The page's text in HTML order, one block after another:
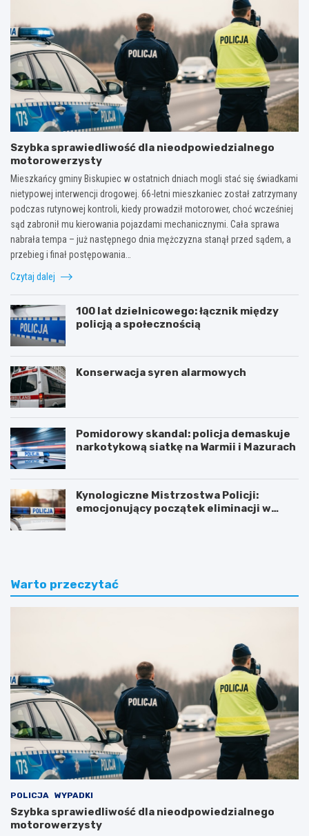
Szybka sprawiedliwość dla nieodpowiedzialnego
motorowerzysty
Mieszkańcy gminy Biskupiec w ostatnich dniach mogli stać się świadkami
nietypowej interwencji drogowej. 66-letni mieszkaniec został zatrzymany
podczas rutynowej kontroli, kiedy prowadził motorower, choć wcześniej
sąd zabronił mu kierowania pojazdami mechanicznymi. Cała sprawa
nabrała tempa – już następnego dnia mężczyzna stanął przed sądem, a
przebieg i finał postępowania…
Czytaj dalej
100 lat dzielnicowego: łącznik między
policją a społecznością
Konserwacja syren alarmowych
Pomidorowy skandal: policja demaskuje
narkotykową siatkę na Warmii i Mazurach
Kynologiczne Mistrzostwa Policji:
emocjonujący początek eliminacji w
Warto przeczytać
POLICJA WYPADKI
Szybka sprawiedliwość dla nieodpowiedzialnego
motorowerzysty